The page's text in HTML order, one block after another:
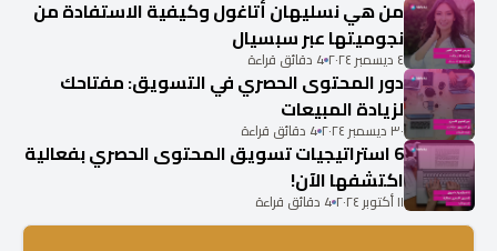
من هي نسليهان أتاغول وكيفية الاستفادة من
نجوميتها عبر سبسيال
٤ ديسمبر ٢٠٢٤ 4 دقائق قراءة
دور المحتوى الحصري في التسويق: مفتاحك
لزيادة المبيعات
٣٠ ديسمبر ٢٠٢٤ 4 دقائق قراءة
6 استراتيجيات تسويق المحتوى الحصري بفعالية
اكتشفها الآن!
١١ أكتوبر ٢٠٢٤ 4 دقائق قراءة